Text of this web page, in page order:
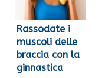
Rassodate i
muscoli delle
braccia con la
ginnastica